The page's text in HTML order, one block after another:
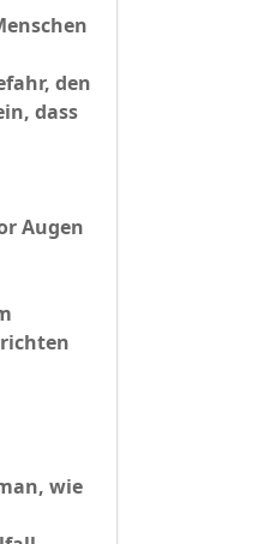
den
dass
Augen
wie